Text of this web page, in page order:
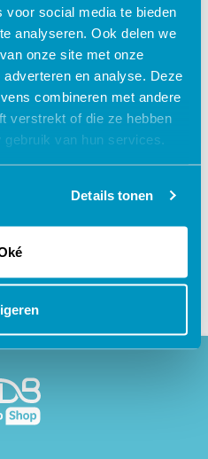
voor social media te bieden
analyseren. Ook delen we
onze site met onze
en analyse. Deze
combineren met andere
verstrekt of die ze hebben
van hun services.
Details tonen
leermethoden
automatisch